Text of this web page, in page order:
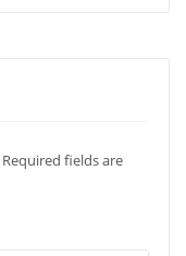
Required fields are